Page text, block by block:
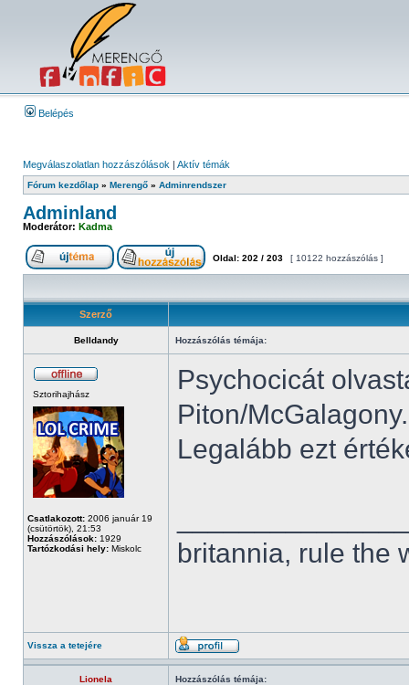
Belépés
Megválaszolatlan hozzászólások | Aktív témák
Fórum kezdőlap » Merengő » Adminrendszer
Adminland
Moderátor: Kadma
Oldal: 202 / 203 [ 10122 hozzászólás ]
Szerző
Belldandy Hozzászólás témája:
Sztorihajhász
Csatlakozott: 2006 január 19
(csütörtök), 21:53
Hozzászólások: 1929
Tartózkodási hely: Miskolc
Psychocicát
Piton/
Legalább ezt
britannia, rule the
Vissza a tetejére
Lionela Hozzászólás témája: